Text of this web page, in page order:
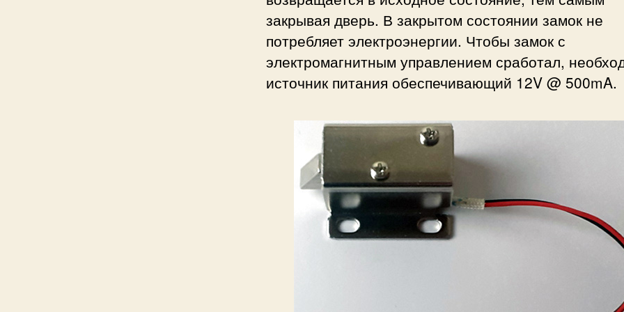
закрывая дверь. В закрытом состоянии замок не
потребляет электроэнергии. Чтобы замок с
электромагнитным управлением сработал,
источник питания обеспечивающий 12V @ 500mA.